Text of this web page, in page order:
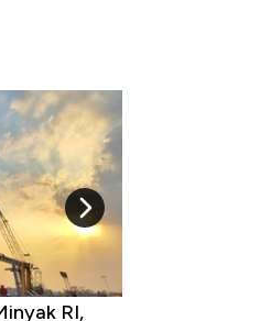
RI,